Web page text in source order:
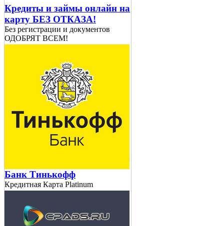
Кредиты и займы онлайн на
карту БЕЗ ОТКАЗА!
Без регистрации и документов
ОДОБРЯТ ВСЕМ!
Банк Тинькофф
Кредитная Карта Platinum